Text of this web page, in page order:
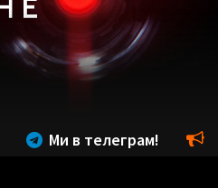
Ми в телеграм!